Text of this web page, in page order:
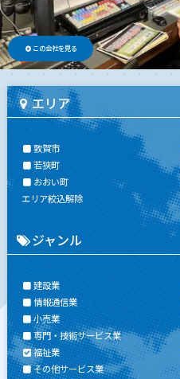
この会社を見る
エリア
敦賀市
若狭町
おおい町
エリア絞込解除
ジャンル
建設業
情報通信業
小売業
専門・技術サービス業
福祉業
その他サービス業